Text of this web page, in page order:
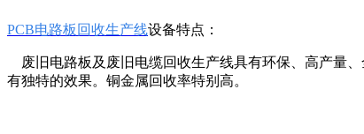
PCB电路板回收生产线设备特点：
废旧电路板及废旧电缆回收生产线具有环保、高产量
有独特的效果。铜金属回收率特别高。